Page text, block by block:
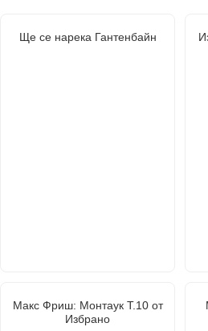
Ще се нарека Гантенбайн
Макс Фриш: Монтаук Т.10 от
Избрано